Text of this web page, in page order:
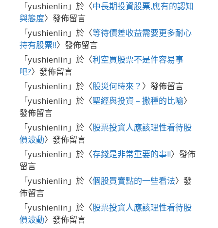
「yushienlin 」於〈中長期投資股票,應有的認知
與態度〉發佈留言
「yushienlin 」於〈等待價差收益需要更多耐心
持有股票!!〉發佈留言
「yushienlin 」於〈利空買股票不是件容易事
吧?〉發佈留言
「yushienlin 」於〈股災何時來？ 〉發佈留言
「yushienlin 」於〈聖經與投資 – 撒種的比喻〉
發佈留言
「yushienlin 」於〈股票投資人應該理性看待股
價波動〉發佈留言
「yushienlin 」於〈存錢是非常重要的事!!〉發佈
留言
「yushienlin 」於〈個股買賣點的一些看法〉發
佈留言
「yushienlin 」於〈股票投資人應該理性看待股
價波動〉發佈留言